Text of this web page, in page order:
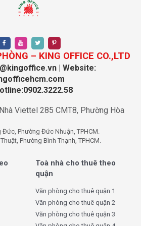
phòng. Hệ thống cột trụ được bố
có thể thoải mái sắp xếp bàn ghế,
Pantry mà không bị vướng tầm
Dashaus Building được thiết kế
xe máy của nhân viên và một số
lãnh đạo hoặc khách hàng đến
hầm được dẫn trực tiếp đến khu
toàn. Sự chỉn chu trong thiết kế từ
như khu vực vệ sinh nam nữ
hay hệ thống thoát nước, chống
tư chú trọng, nhằm mang đến
thọ cao và ít hỏng hóc vặt trong
– KING OFFICE CO.,LTD
| Website:
Viettel 285 CMT8, Phường Hòa
Đức, Phường Đức Nhuận, TPHCM.
Phường Bình Thạnh, TPHCM.
Toà nhà cho thuê theo
quận
Văn phòng cho thuê quận 1
Văn phòng cho thuê quận 2
Văn phòng cho thuê quận 3